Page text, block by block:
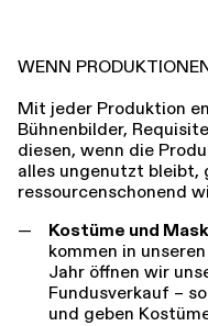
WENN
Mit jeder Produktion
Bühnenbilder,
diesen, wenn die
alles ungenutzt bleibt,
ressourcenschonend
Kostüme und
kommen in
Jahr öffnen wir
Fundusverkauf –
und geben